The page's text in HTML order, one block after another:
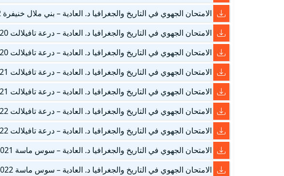
الامتحان الجهوي في التاريخ والجغرافيا د. العادية – بني ملال خنيفرة 2022 – الموضوع
الامتحان الجهوي في التاريخ والجغرافيا د. العادية – درعة تافيلالت 2020 – التصحيح
الامتحان الجهوي في التاريخ والجغرافيا د. العادية – درعة تافيلالت 2020 – الموضوع
الامتحان الجهوي في التاريخ والجغرافيا د. العادية – درعة تافيلالت 2021 – التصحيح
الامتحان الجهوي في التاريخ والجغرافيا د. العادية – درعة تافيلالت 2021 – الموضوع
الامتحان الجهوي في التاريخ والجغرافيا د. العادية – درعة تافيلالت 2022 – التصحيح
الامتحان الجهوي في التاريخ والجغرافيا د. العادية – درعة تافيلالت 2022 – الموضوع
الامتحان الجهوي في التاريخ والجغرافيا د. العادية – سوس ماسة 2021 – الموضوع
الامتحان الجهوي في التاريخ والجغرافيا د. العادية – سوس ماسة 2022 – التصحيح